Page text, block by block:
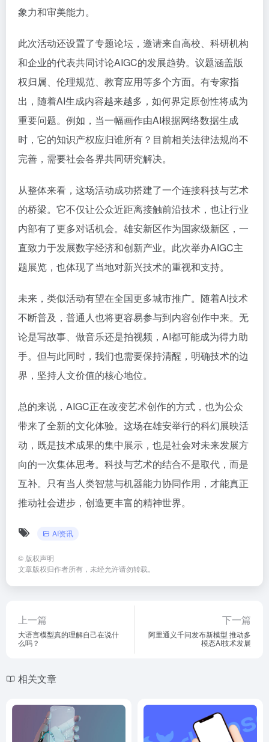
象力和审美能力。
此次活动还设置了专题论坛，邀请来自高校、科研机构
和企业的代表共同讨论AIGC的发展趋势。议题涵盖版
权归属、伦理规范、教育应用等多个方面。有专家指
出，随着AI生成内容越来越多，如何界定原创性将成为
重要问题。例如，当一幅画作由AI根据网络数据生成
时，它的知识产权应归谁所有？目前相关法律法规尚不
完善，需要社会各界共同研究解决。
从整体来看，这场活动成功搭建了一个连接科技与艺术
的桥梁。它不仅让公众近距离接触前沿技术，也让行业
内部有了更多对话机会。雄安新区作为国家级新区，一
直致力于发展数字经济和创新产业。此次举办AIGC主
题展览，也体现了当地对新兴技术的重视和支持。
未来，类似活动有望在全国更多城市推广。随着AI技术
不断普及，普通人也将更容易参与到内容创作中来。无
论是写故事、做音乐还是拍视频，AI都可能成为得力助
手。但与此同时，我们也需要保持清醒，明确技术的边
界，坚持人文价值的核心地位。
总的来说，AIGC正在改变艺术创作的方式，也为公众
带来了全新的文化体验。这场在雄安举行的科幻展映活
动，既是技术成果的集中展示，也是社会对未来发展方
向的一次集体思考。科技与艺术的结合不是取代，而是
互补。只有当人类智慧与机器能力协同作用，才能真正
推动社会进步，创造更丰富的精神世界。
AI资讯
© 版权声明
文章版权归作者所有，未经允许请勿转载。
上一篇
大语言模型真的理解自己在说什
么吗？
下一篇
阿里通义千问发布新模型 推动多
模态AI技术发展
相关文章